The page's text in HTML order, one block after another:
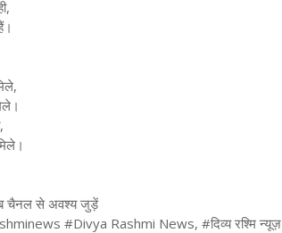
चैनल से अवश्य जुड़ें
#Divya Rashmi News, #दिव्य रश्मि न्यूज़